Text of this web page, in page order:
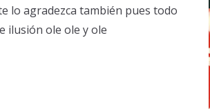
lo agradezca también pues todo
ilusión ole ole y ole